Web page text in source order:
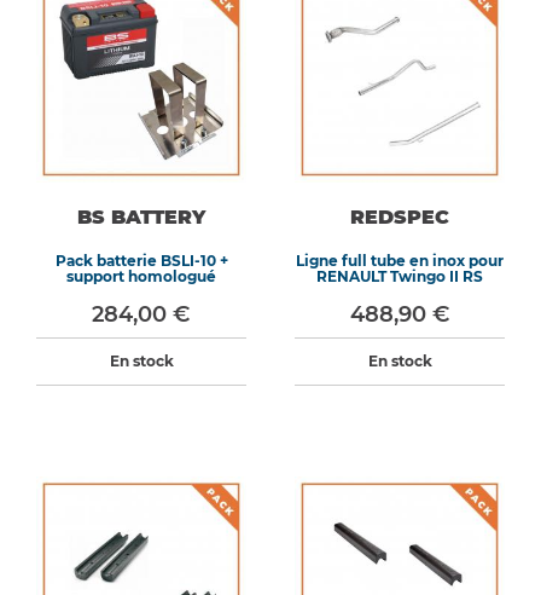
BS BATTERY
Pack batterie BSLI-10 +
support homologué
284,00 €
En stock
REDSPEC
Ligne full tube en inox pour
RENAULT Twingo II RS
488,90 €
En stock